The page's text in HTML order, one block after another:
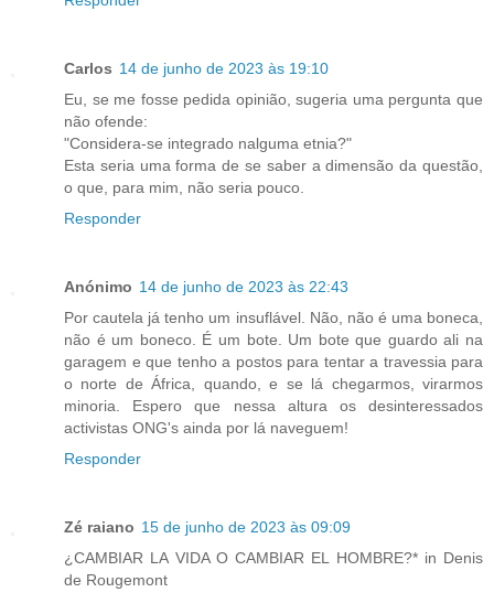
Carlos 14 de junho de 2023 às 19:10
Eu, se me fosse pedida opinião, sugeria uma pergunta que
não ofende:
"Considera-se integrado nalguma etnia?"
Esta seria uma forma de se saber a dimensão da questão,
o que, para mim, não seria pouco.
Responder
Anónimo 14 de junho de 2023 às 22:43
Por cautela já tenho um insuflável. Não, não é uma boneca,
não é um boneco. É um bote. Um bote que guardo ali na
garagem e que tenho a postos para tentar a travessia para
o norte de África, quando, e se lá chegarmos, virarmos
minoria. Espero que nessa altura os desinteressados
activistas ONG's ainda por lá naveguem!
Responder
Zé raiano 15 de junho de 2023 às 09:09
¿CAMBIAR LA VIDA O CAMBIAR EL HOMBRE?* in Denis
de Rougemont